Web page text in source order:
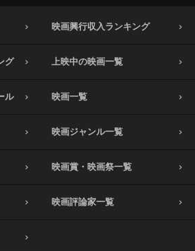
映画興行収入ランキング
グ 上映中の映画一覧
ル 映画一覧
映画ジャンル一覧
映画賞・映画祭一覧
映画評論家一覧